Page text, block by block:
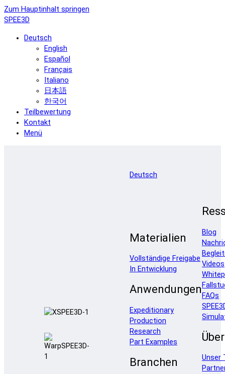
Zum Hauptinhalt springen
SPEE3D
Deutsch
English
Español
Français
Italiano
日本語
한국어
Teilbewertung
Kontakt
Menü
Deutsch
Materialien
Vollständige Freigabe
In Entwicklung
Anwendungen
Expeditionary
Production
Research
Part Examples
Branchen
Blog
Videos
FAQs
Über
Unser